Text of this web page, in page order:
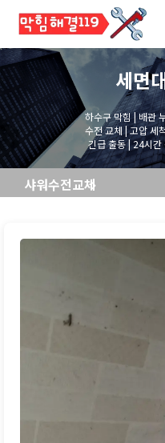
세면
하수구 막힘 | 배관
수전 교체 | 고압 세
긴급 출동 | 24시간
샤워수전교체